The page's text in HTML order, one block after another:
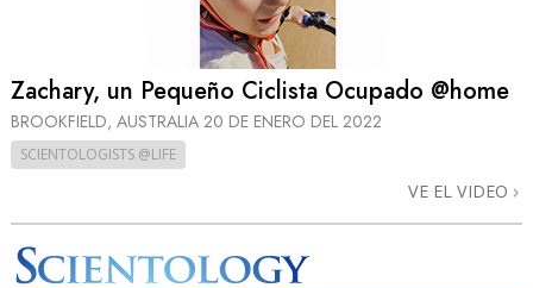
Zachary, un Pequeño Ciclista Ocupado @home
BROOKFIELD, AUSTRALIA 20 DE ENERO DEL 2022
SCIENTOLOGISTS @LIFE
VE EL VIDEO